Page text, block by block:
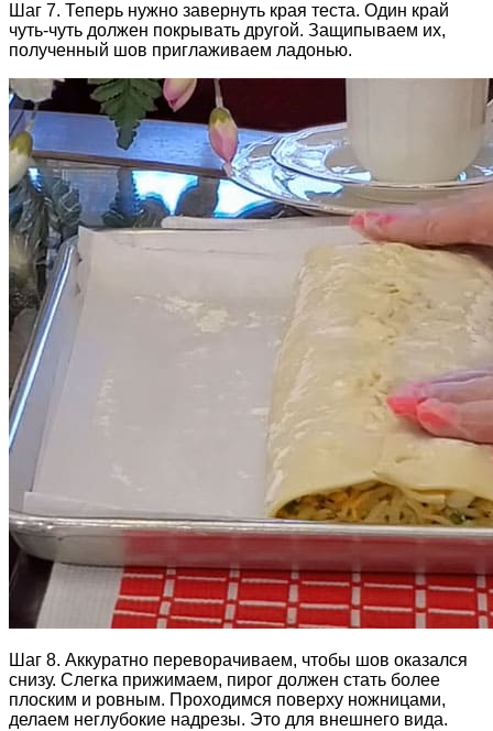
Шаг 7. Теперь нужно завернуть края теста. Один край
чуть-чуть должен покрывать другой. Защипываем их,
полученный шов приглаживаем ладонью.
Шаг 8. Аккуратно переворачиваем, чтобы шов оказался
снизу. Слегка прижимаем, пирог должен стать более
плоским и ровным. Проходимся поверху ножницами,
делаем неглубокие надрезы. Это для внешнего вида.